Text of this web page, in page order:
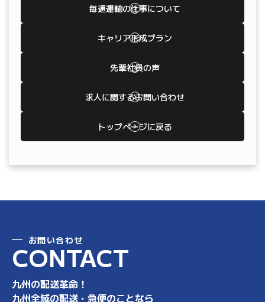
毎通運輸の仕事について
キャリア形成プラン
先輩社員の声
求人に関するお問い合わせ
トップページに戻る
お問い合わせ
CONTACT
九州の配送革命！
九州全域の配送・急便のことなら